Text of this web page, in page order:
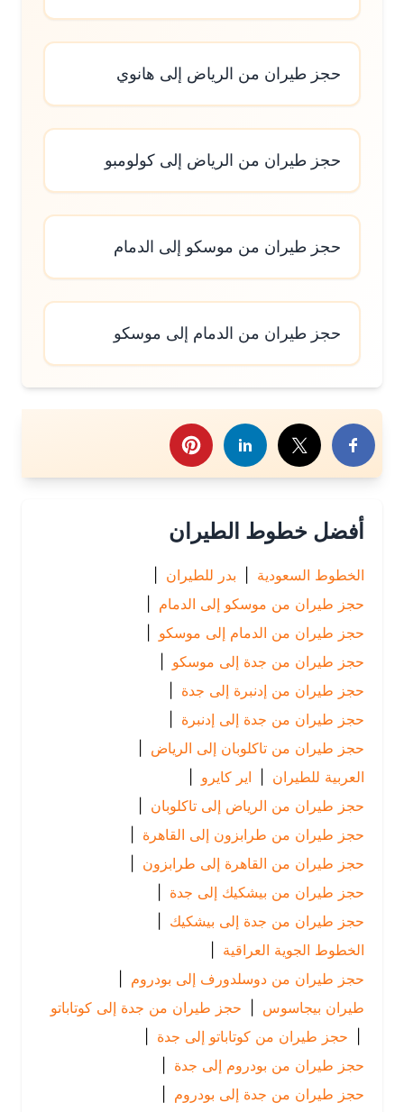
حجز طيران من الرياض إلى هانوي
حجز طيران من الرياض إلى كولومبو
حجز طيران من موسكو إلى الدمام
حجز طيران من الدمام إلى موسكو
هذا الموضوع
أفضل خطوط الطيران
الخطوط السعودية | بدر للطيران |
حجز طيران من موسكو إلى الدمام
|
حجز طيران من الدمام إلى موسكو |
حجز طيران من جدة إلى موسكو |
حجز طيران من إدنبرة إلى جدة
حجز طيران من جدة إلى إدنبرة |
حجز طيران من تاكلوبان إلى الرياض
|
العربية للطيران | اير كايرو
|
حجز طيران من الرياض إلى تاكلوبان |
حجز طيران من طرابزون إلى القاهرة |
حجز طيران من القاهرة إلى طرابزون |
حجز طيران من بيشكيك إلى جدة
حجز طيران من جدة إلى بيشكيك |
الخطوط الجوية العراقية
حجز طيران من دوسلدورف إلى بودروم |
طيران بيجاسوس | حجز طيران من جدة إلى كوتاباتو
حجز طيران من كوتاباتو إلى جدة
حجز طيران من بودروم إلى جدة
حجز طيران من جدة إلى بودروم |